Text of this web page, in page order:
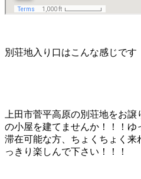
別荘地入り口はこんな感じです
上田市菅平高原の別荘地をお
の小屋を建てませんか！！！ゆ
滞在可能な方、ちょくちょく
っきり楽しんで下さい！！！